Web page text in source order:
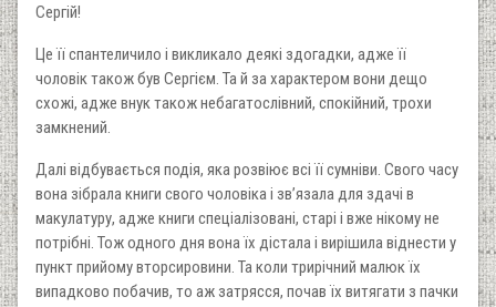
Сергій!
Це її спантеличило і викликало деякі здогадки, адже її
чоловік також був Сергієм. Та й за характером вони дещо
схожі, адже внук також небагатослівний, спокійний, трохи
замкнений.
Далі відбувається подія, яка розвіює всі її сумніви. Свого часу
вона зібрала книги свого чоловіка і зв’язала для здачі в
макулатуру, адже книги спеціалізовані, старі і вже нікому не
потрібні. Тож одного дня вона їх дістала і вирішила віднести у
пункт прийому вторсировини. Та коли трирічний малюк їх
випадково побачив, то аж затрясся, почав їх витягати з пачки